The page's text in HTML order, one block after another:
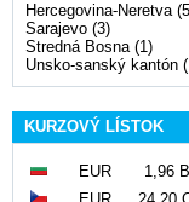
Hercegovina-Neretva
Sarajevo (3)
Stredná Bosna (1)
Unsko-sanský kantón
KURZOVÝ LÍSTOK
EUR
1,96